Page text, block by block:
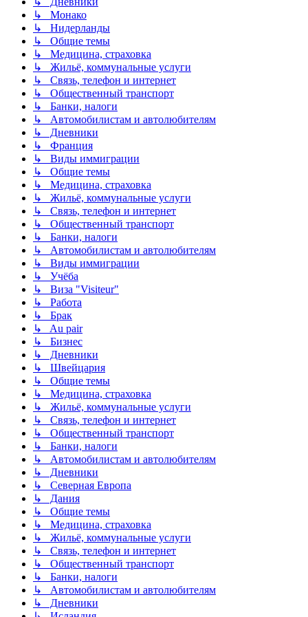
↳ Монако
↳ Нидерланды
↳ Общие темы
↳ Медицина, страховка
↳ Жильё, коммунальные услуги
↳ Связь, телефон и интернет
↳ Общественный транспорт
↳ Банки, налоги
↳ Автомобилистам и автолюбителям
↳ Дневники
↳ Франция
↳ Виды иммиграции
↳ Общие темы
↳ Медицина, страховка
↳ Жильё, коммунальные услуги
↳ Связь, телефон и интернет
↳ Общественный транспорт
↳ Банки, налоги
↳ Автомобилистам и автолюбителям
↳ Виды иммиграции
↳ Учёба
↳ Виза "Visiteur"
↳ Работа
↳ Брак
↳ Au pair
↳ Бизнес
↳ Дневники
↳ Швейцария
↳ Общие темы
↳ Медицина, страховка
↳ Жильё, коммунальные услуги
↳ Связь, телефон и интернет
↳ Общественный транспорт
↳ Банки, налоги
↳ Автомобилистам и автолюбителям
↳ Дневники
↳ Северная Европа
↳ Дания
↳ Общие темы
↳ Медицина, страховка
↳ Жильё, коммунальные услуги
↳ Связь, телефон и интернет
↳ Общественный транспорт
↳ Банки, налоги
↳ Автомобилистам и автолюбителям
↳ Дневники